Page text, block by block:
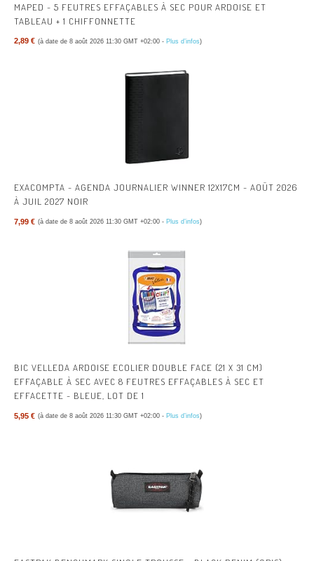
MAPED - 5 FEUTRES EFFAÇABLES À SEC POUR ARDOISE ET
TABLEAU + 1 CHIFFONNETTE
2,89 € (à date de 8 août 2026 11:30 GMT +02:00 - Plus d’infos)
EXACOMPTA - AGENDA JOURNALIER WINNER 12X17CM - AOÛT 2026
À JUIL 2027 NOIR
7,99 € (à date de 8 août 2026 11:30 GMT +02:00 - Plus d’infos)
BIC VELLEDA ARDOISE ECOLIER DOUBLE FACE (21 X 31 CM)
EFFAÇABLE À SEC AVEC 8 FEUTRES EFFAÇABLES À SEC ET
EFFACETTE - BLEUE, LOT DE 1
5,95 € (à date de 8 août 2026 11:30 GMT +02:00 - Plus d’infos)